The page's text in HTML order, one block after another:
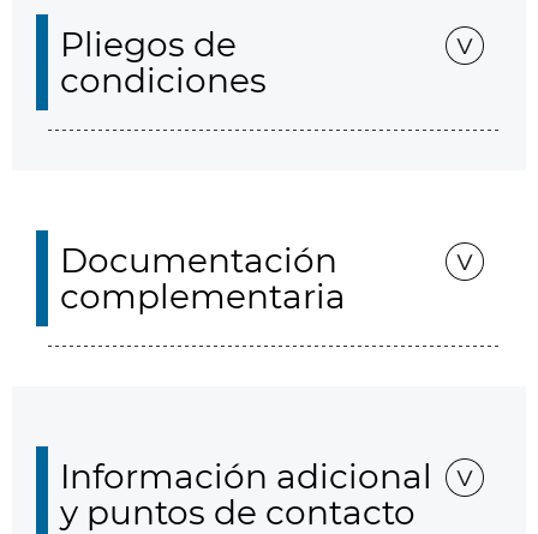
Pliegos de
condiciones
Documentación
complementaria
Información adicional
y puntos de contacto